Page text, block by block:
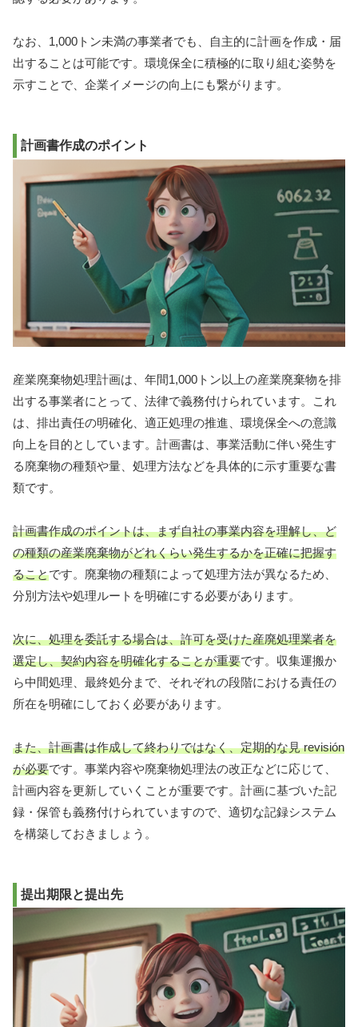
なお、1,000トン未満の事業者でも、自主的に計画を作成・届
出することは可能です。環境保全に積極的に取り組む姿勢を
示すことで、企業イメージの向上にも繋がります。
計画書作成のポイント
産業廃棄物処理計画は、年間1,000トン以上の産業廃棄物を排
出する事業者にとって、法律で義務付けられています。これ
は、排出責任の明確化、適正処理の推進、環境保全への意識
向上を目的としています。計画書は、事業活動に伴い発生す
る廃棄物の種類や量、処理方法などを具体的に示す重要な書
類です。
計画書作成のポイントは、まず自社の事業内容を理解し、ど
の種類の産業廃棄物がどれくらい発生するかを正確に把握す
ることです。廃棄物の種類によって処理方法が異なるため、
分別方法や処理ルートを明確にする必要があります。
次に、処理を委託する場合は、許可を受けた産廃処理業者を
選定し、契約内容を明確化することが重要です。収集運搬か
ら中間処理、最終処分まで、それぞれの段階における責任の
所在を明確にしておく必要があります。
また、計画書は作成して終わりではなく、定期的な見 revisión
が必要です。事業内容や廃棄物処理法の改正などに応じて、
計画内容を更新していくことが重要です。計画に基づいた記
録・保管も義務付けられていますので、適切な記録システム
を構築しておきましょう。
提出期限と提出先